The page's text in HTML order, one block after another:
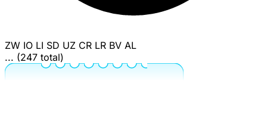
ZW IO LI SD UZ CR LR BV AL
... (247 total)